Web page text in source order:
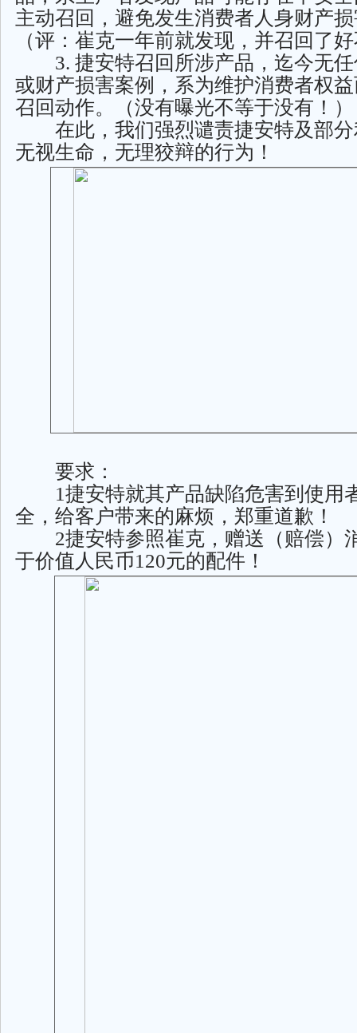
主动召回，避免发生消费者人身财产
（评：崔克一年前就发现，并召回了
3. 捷安特召回所涉产品，迄今无任
或财产损害案例，系为维护消费者权
召回动作。（没有曝光不等于没有！）
在此，我们强烈谴责捷安特及部分
无视生命，无理狡辩的行为！
要求：
1捷安特就其产品缺陷危害到使用
全，给客户带来的麻烦，郑重道歉！
2捷安特参照崔克，赠送（赔偿）
于价值人民币120元的配件！